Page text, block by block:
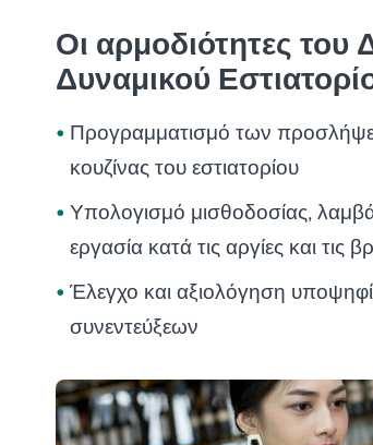
Οι αρμοδιότητες του
Δυναμικού
Προγραμματισμό των
κουζίνας του εστιατορίου
Υπολογισμό μισθοδοσίας,
εργασία κατά τις αργίες και τις
Έλεγχο και αξιολόγηση
συνεντεύξεων